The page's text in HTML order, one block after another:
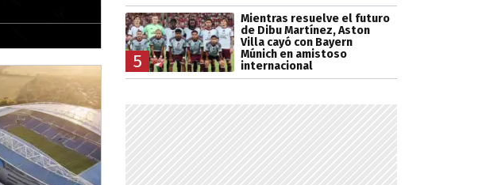
5
Mientras resuelve el futuro
de Dibu Martínez, Aston
Villa cayó con Bayern
Múnich en amistoso
internacional